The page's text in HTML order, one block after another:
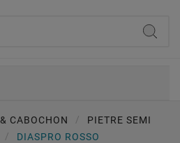
CABOCHON
PIETRE SEMI
DIASPRO ROSSO